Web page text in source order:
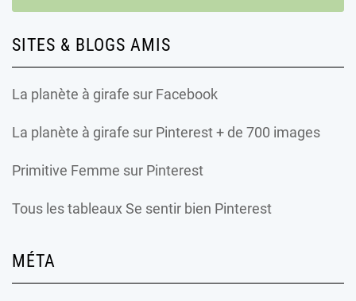
SITES & BLOGS AMIS
La planète à girafe sur Facebook
La planète à girafe sur Pinterest + de 700 images
Primitive Femme sur Pinterest
Tous les tableaux Se sentir bien Pinterest
MÉTA